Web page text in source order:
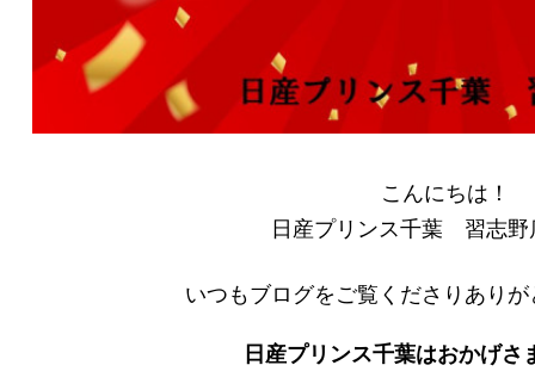
こんにちは！
日産プリンス千葉 習志野
いつもブログをご覧くださりあり
日産プリンス千葉はおかげさ